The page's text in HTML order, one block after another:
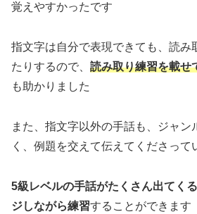
覚えやすかったです
指文字は自分で表現できても、読み
たりするので、 読み取り練習を載せ
も助かりました
また、指文字以外の手話も、ジャン
く、例題を交えて伝えてくださって
5級レベルの手話がたくさん出てく
ジしながら練習することができます